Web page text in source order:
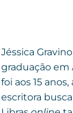
Jéssica
graduação em
foi aos 15
escritora